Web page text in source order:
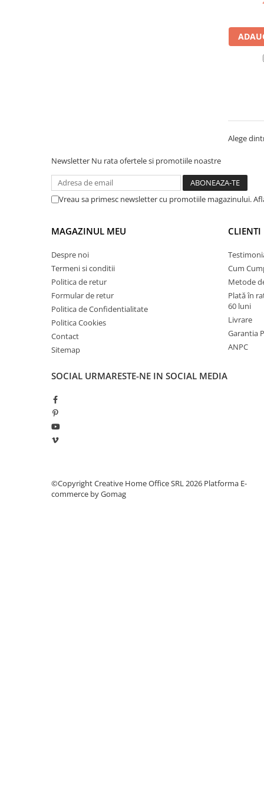
Ventile liniare
Ventile electromagnetice
Termostate aplicatii industriale
Accesorii pentru echipamente
industriale
Echipamente pentru tratarea si
pomparea apei
Pompe submersibile
Pompe de suprafata
Pompe pentru piscine
Vase de expansiune pentru
Grupuri de pompare apa
dedurizare apa
Contoare de apa - Apometre
Alege
Newsletter Nu rata ofertele si promotiile noastre
Vreau sa primesc newsletter cu promotiile magazinului.
MAGAZINUL MEU
Despre noi
Termeni si conditii
Politica de retur
Formular de retur
Politica de Confidentialitate
Politica Cookies
Contact
Sitemap
CLIENTI
Cum
Metode
Plată în
60 luni
Livrare
Garantia
ANPC
SOCIAL URMARESTE-NE IN SOCIAL MEDIA
©Copyright Creative Home Office SRL 2026 Platforma E-
commerce by Gomag